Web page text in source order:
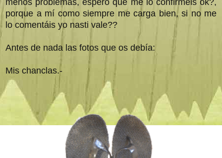
porque a mí como siempre me carga bien, si no me
lo comentáis yo nasti vale??
Antes de nada las fotos que os debía:
Mis chanclas.-